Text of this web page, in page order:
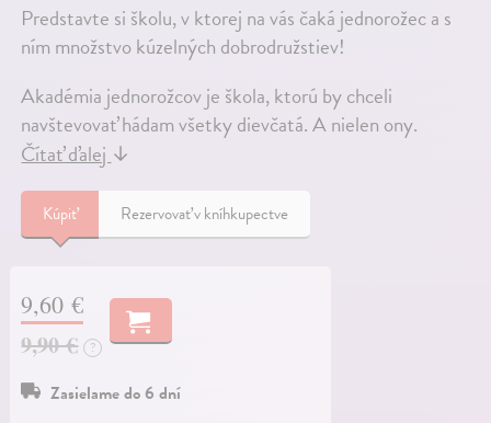
Predstavte si školu, v ktorej na vás čaká jednorožec a s
ním množstvo kúzelných dobrodružstiev!
Akadémia jednorožcov je škola, ktorú by chceli
navštevovať hádam všetky dievčatá. A nielen ony.
Čítať ďalej↓
Kúpiť Rezervovať v kníhkupectve
9,60 €
9,90 €
?
Zasielame do 6 dní